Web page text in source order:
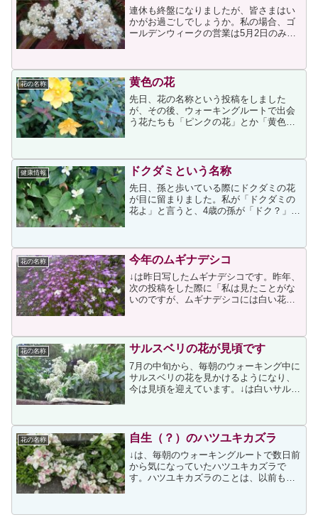
連休も終盤になりましたが、皆さまはい
かがお過ごしでしょうか。私の場合、ゴ
ールデンウィークの営業は5月2日のみと
たため、その疲れが中盤に出てしまいま
した。そのため、中盤は...
花の名称 黄色の花
先日、花の名称という投稿をしました
が、その後、ウォーキングルートで出会
う花たちも「ピンクの花」とか「黄色の
れからは気になる花から調べ...
健康情報 ドクダミという名称
先日、孫と歩いている際にドクダミの花
が目に留まりました。私が「ドクダミの
花よ」と言うと、4歳の孫が「ドク？」と
できませんでした。孫が「毒」の意味を
正しく理解しているのか...
花の名称 今年のムギナデシコ
↓は昨日写したムギナデシコです。昨年、
次の投稿をした際に「私は見たことがな
いのですが、ムギナデシコには白い花も
コが由来となった「大和なでしこ」とい
う言葉がありますが、そ...
花の名称 サルスベリの花が見頃です
7月の中旬から、毎朝のウォーキング中に
サルスベリの花を見かけるようになり、
今は見頃を迎えています。↓は白いサルス
花は2年前にも載せたことがありました
が...
花の名称 自生（？）のハツユキカズラ
↓は、毎朝のウォーキングルートで数日前
から気になっていたハツユキカズラで
す。ハツユキカズラのことは、以前も次
たりマンションのエントランスに植えら